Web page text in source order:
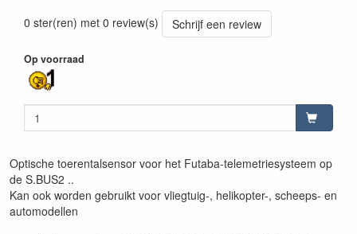
0 ster(ren) met 0 review(s)
Schrijf een review
Op voorraad
Optische toerentalsensor voor het Futaba-telemetriesysteem op
de S.BUS2 ..
Kan ook worden gebruikt voor vliegtuig-, helikopter-, scheeps- en
automodellen